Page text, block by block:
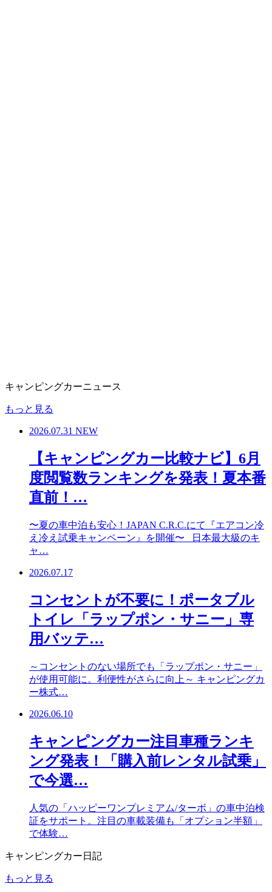
キャンピングカーニュース
もっと見る
2026.07.31 NEW
【キャンピングカー比較ナビ】6月
度閲覧数ランキングを発表！夏本番
直前！…
〜夏の車中泊も安心！JAPAN C.R.C.にて『エアコン冷
え冷え試乗キャンペーン』を開催〜 日本最大級のキ
ャ…
2026.07.17
コンセントが不要に！ポータブル
トイレ「ラップポン・サニー」専
用バッテ…
～コンセントのない場所でも「ラップポン・サニー」
が使用可能に。利便性がさらに向上～ キャンピングカ
ー株式…
2026.06.10
キャンピングカー注目車種ランキ
ング発表！「購入前レンタル試乗」
で今選…
人気の「ハッピーワンプレミアム/ターボ」の車中泊検
証をサポート。注目の車載装備も「オプション半額」
で体験…
キャンピングカー日記
もっと見る